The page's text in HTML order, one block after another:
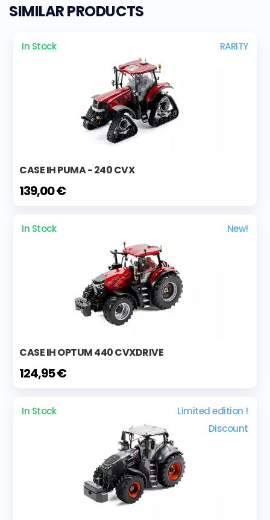
SIMILAR PRODUCTS
In Stock RARITY
CASE IH PUMA - 240 CVX
139,00 €
In Stock New!
CASE IH OPTUM 440 CVXDRIVE
124,95 €
In Stock
Limited edition !
Discount